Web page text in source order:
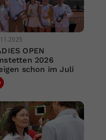
OPEN
2026
schon im Juli